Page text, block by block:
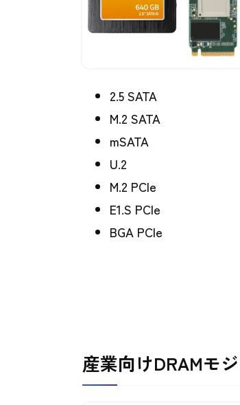
2.5 SATA
M.2 SATA
mSATA
U.2
M.2 PCIe
E1.S PCIe
BGA PCIe
産業向けDRAMモ